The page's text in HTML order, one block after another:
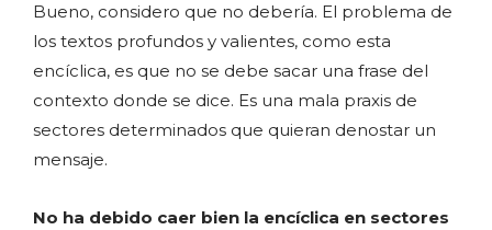
Bueno, considero que no debería. El problema de
los textos profundos y valientes, como esta
encíclica, es que no se debe sacar una frase del
contexto donde se dice. Es una mala praxis de
sectores determinados que quieran denostar un
mensaje.
No ha debido caer bien la encíclica en sectores